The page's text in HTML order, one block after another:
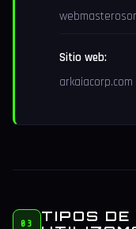
Sitio web:
arkaiacorp.com
03
TIPOS DE